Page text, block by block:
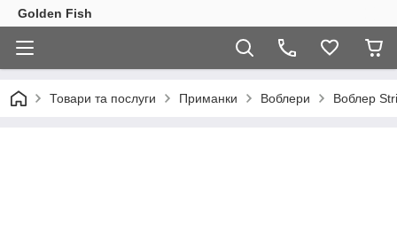
Golden Fish
Товари та послуги Приманки Воблери Воблер